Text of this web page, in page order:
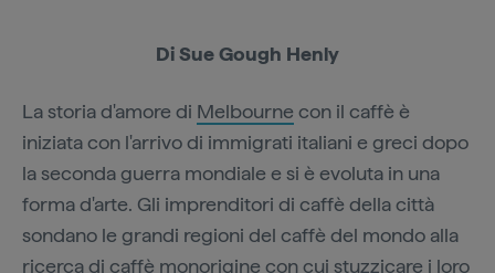
Di Sue Gough Henly
La storia d'amore di Melbourne con il caffè è
iniziata con l'arrivo di immigrati italiani e greci dopo
la seconda guerra mondiale e si è evoluta in una
forma d'arte. Gli imprenditori di caffè della città
sondano le grandi regioni del caffè del mondo alla
ricerca di caffè monorigine con cui stuzzicare i loro